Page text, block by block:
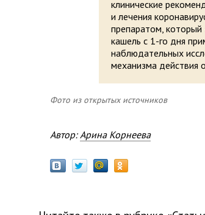
клинические
и лечения
препаратом,
кашель с 1-го дня
наблюдательных
механизма действия
Фото из открытых источников
Автор:Арина Корнеева